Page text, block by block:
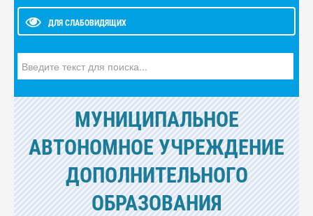
ДЛЯ СЛАБОВИДЯЩИХ
МУНИЦИПАЛЬНОЕ
АВТОНОМНОЕ УЧРЕЖДЕНИЕ
ДОПОЛНИТЕЛЬНОГО
ОБРАЗОВАНИЯ